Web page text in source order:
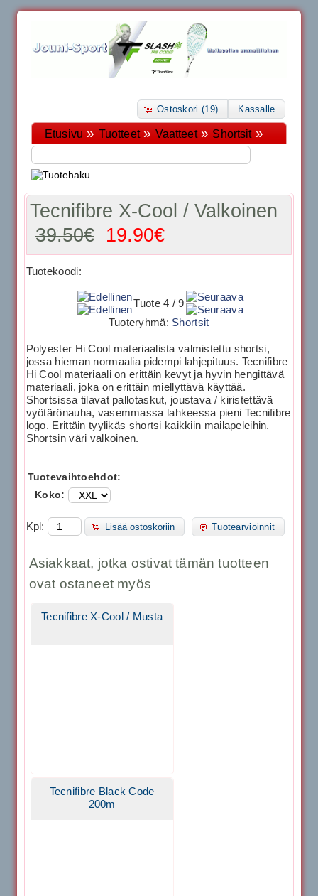
Ostoskori (19) Kassalle
Etusivu » Tuotteet» Vaatteet» Shortsit»
Tecnifibre X-Cool / Valkoinen
39.50€
19.90€
Tuotekoodi:
Tuote 4 / 9
Tuoteryhmä: Shortsit
Polyester Hi Cool materiaalista valmistettu shortsi,
jossa hieman normaalia pidempi lahjepituus. Tecnifibre
Hi Cool materiaali on erittäin kevyt ja hyvin hengittävä
materiaali, joka on erittäin miellyttävä käyttää.
Shortsissa tilavat pallotaskut, joustava / kiristettävä
vyötärönauha, vasemmassa lahkeessa pieni Tecnifibre
logo. Erittäin tyylikäs shortsi kaikkiin mailapeleihin.
Shortsin väri valkoinen.
Tuotevaihtoehdot:
Koko:
Kpl: Lisää ostoskoriin Tuotearvioinnit
Asiakkaat, jotka ostivat tämän tuotteen
ovat ostaneet myös
Tecnifibre X-Cool / Musta
Tecnifibre Black Code
200m